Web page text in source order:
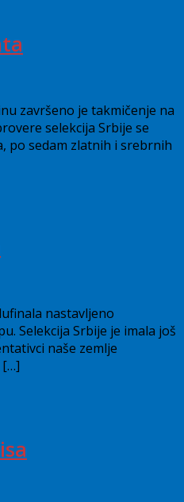
završeno je takmičenje na
selekcija Srbije se
po sedam zlatnih i srebrnih
nastavljeno
Selekcija Srbije je imala još
naše zemlje
[…]